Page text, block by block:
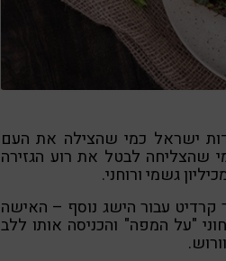
ישראל כמי שהצילה את העם
שהצליחה לבטל את רוע הגזירה
גשמי ורוחני.
עבור הישג נוסף – האישה
"על המפה" והכניסה אותו ללב